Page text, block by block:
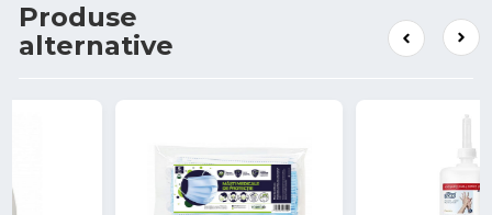
Produse
alternative